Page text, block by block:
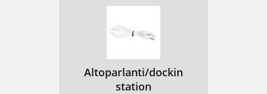
Altoparlanti/dockin
station